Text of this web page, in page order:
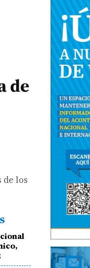
de
de los